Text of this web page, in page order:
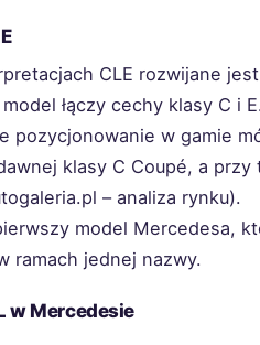
CLE rozwijane
model łączy cechy klasy C i
pozycjonowanie w gamie
klasy C Coupé, a
– analiza rynku).
model Mercedesa,
ramach jednej nazwy.
w Mercedesie